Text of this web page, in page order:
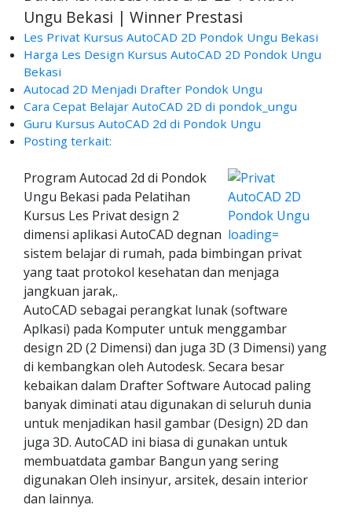
Ungu Bekasi | Winner Prestasi
Les Privat Kursus AutoCAD 2D Pondok Ungu Bekasi
Harga Les Design Kursus AutoCAD 2D Pondok Ungu
Bekasi
Autocad 2D Menjadi Drafter Pondok Ungu
Cara Cepat Belajar AutoCAD 2D di pondok_ungu
Guru Kursus AutoCAD 2d di Pondok Ungu
Posting terkait:
Program Autocad 2d di Pondok
Ungu Bekasi pada Pelatihan
Kursus Les Privat design 2
dimensi aplikasi AutoCAD degnan
sistem belajar di rumah, pada bimbingan privat
yang taat protokol kesehatan dan menjaga
jangkuan jarak,.
AutoCAD sebagai perangkat lunak (software
Aplkasi) pada Komputer untuk menggambar
design 2D (2 Dimensi) dan juga 3D (3 Dimensi) yang
di kembangkan oleh Autodesk. Secara besar
kebaikan dalam Drafter Software Autocad paling
banyak diminati atau digunakan di seluruh dunia
untuk menjadikan hasil gambar (Design) 2D dan
juga 3D. AutoCAD ini biasa di gunakan untuk
membuatdata gambar Bangun yang sering
digunakan Oleh insinyur, arsitek, desain interior
dan lainnya.